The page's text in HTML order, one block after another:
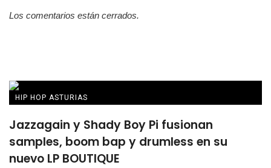
Los comentarios están cerrados.
HIP HOP ASTURIAS
Jazzagain y Shady Boy Pi fusionan
samples, boom bap y drumless en su
nuevo LP BOUTIQUE